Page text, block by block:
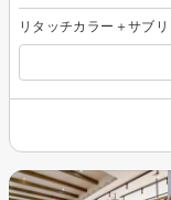
リタッチカラー＋サブ